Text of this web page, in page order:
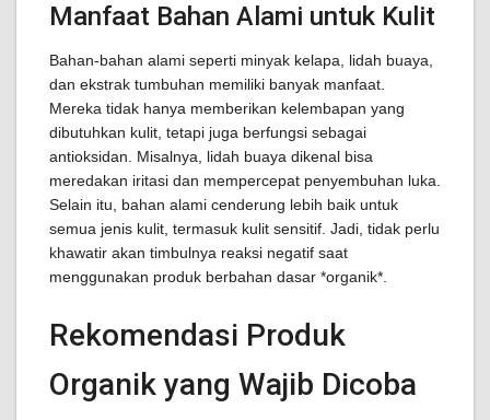
Manfaat Bahan Alami untuk Kulit
Bahan-bahan alami seperti minyak kelapa, lidah buaya,
dan ekstrak tumbuhan memiliki banyak manfaat.
Mereka tidak hanya memberikan kelembapan yang
dibutuhkan kulit, tetapi juga berfungsi sebagai
antioksidan. Misalnya, lidah buaya dikenal bisa
meredakan iritasi dan mempercepat penyembuhan luka.
Selain itu, bahan alami cenderung lebih baik untuk
semua jenis kulit, termasuk kulit sensitif. Jadi, tidak perlu
khawatir akan timbulnya reaksi negatif saat
menggunakan produk berbahan dasar *organik*.
Rekomendasi Produk
Organik yang Wajib Dicoba